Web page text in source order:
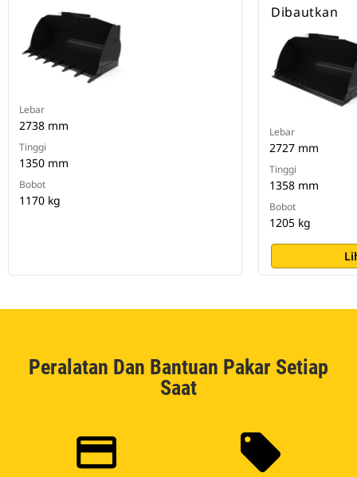
Lebar
2738 mm
Tinggi
1350 mm
Bobot
1170 kg
Dibautkan
Lebar
2727 mm
Tinggi
1358 mm
Bobot
1205 kg
Peralatan Dan Bantuan Pakar Setiap
Saat